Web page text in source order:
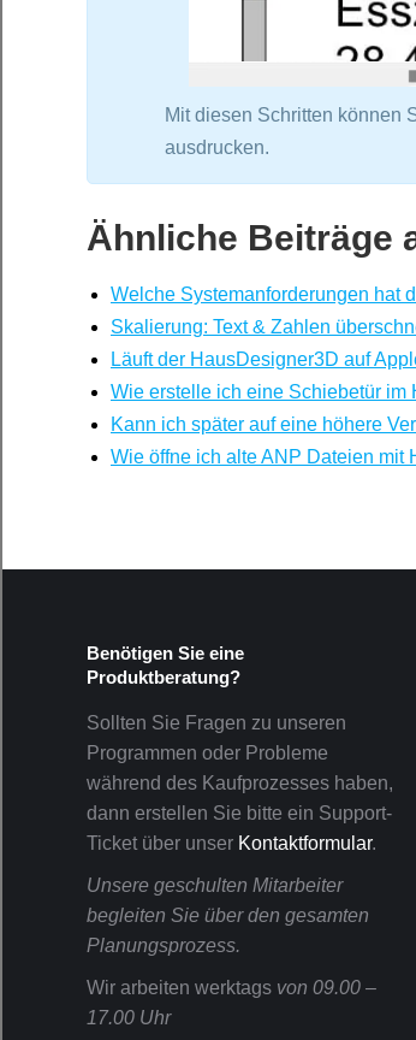
Mit diesen Schritten können
ausdrucken.
Ähnliche Beiträge
Welche Systemanforderungen hat
Skalierung: Text & Zahlen
Läuft der HausDesigner3D auf
Wie erstelle ich eine Schiebetür im
Kann ich später auf eine höhere
Wie öffne ich alte ANP Dateien mit
Benötigen Sie eine
Produktberatung?
Sollten Sie Fragen zu unseren
Programmen oder Probleme
während des Kaufprozesses haben,
dann erstellen Sie bitte ein Support-
Ticket über unser Kontaktformular.
Unsere geschulten Mitarbeiter
begleiten Sie über den gesamten
Planungsprozess.
Wir arbeiten werktags von 09.00 –
17.00 Uhr